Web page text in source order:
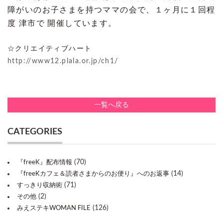
障がいのお子さまを持つママの会で、１ヶ月に１回程
度 津市で 開催しています。
☆クリエイティブハート
http://www12.plala.or.jp/ch1/
一覧へ戻る
CATEGORIES
『freeK』配布情報 (70)
『freeKカフェ＆読者さまからのお便り』へのお返事 (14)
すっきり収納術 (71)
その他 (2)
みえステキWOMAN FILE (126)